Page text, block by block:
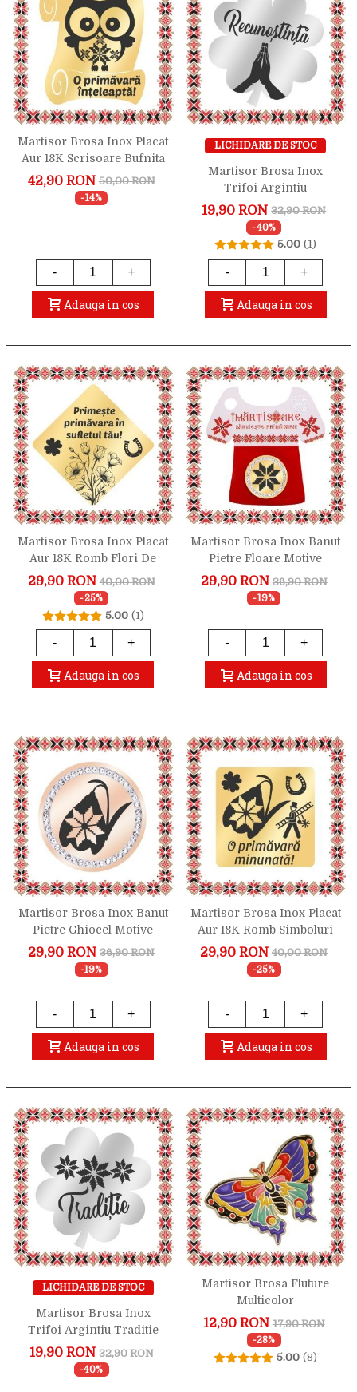
Martisor Brosa Inox Placat
Aur 18K Scrisoare Bufnita
Motive Traditionale
42,90 RON 50,00 RON
-14%
- +
Adauga in cos
LICHIDARE DE STOC
Martisor Brosa Inox
Trifoi Argintiu
Recunostinta
19,90 RON 32,90 RON
-40%
5.00 (1)
- +
Adauga in cos
Martisor Brosa Inox Placat
Aur 18K Romb Flori De
Mac Urare
29,90 RON 40,00 RON
-25%
5.00 (1)
- +
Adauga in cos
Martisor Brosa Inox Banut
Pietre Floare Motive
Traditionale Auriu
29,90 RON 36,90 RON
-19%
- +
Adauga in cos
Martisor Brosa Inox Banut
Pietre Ghiocel Motive
Traditionale Rose Gold
29,90 RON 36,90 RON
-19%
- +
Adauga in cos
Martisor Brosa Inox Placat
Aur 18K Romb Simboluri
Norocoase
29,90 RON 40,00 RON
-25%
- +
Adauga in cos
LICHIDARE DE STOC
Martisor Brosa Inox
Trifoi Argintiu Traditie
19,90 RON 32,90 RON
-40%
Martisor Brosa Fluture
Multicolor
12,90 RON 17,90 RON
-28%
5.00 (8)